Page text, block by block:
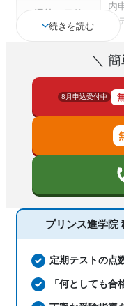
通塾の目的
内
期
講
科目 国
続きを読む
＼
8月申込受付中
プリンス進学院
定期テストの点
「何としても